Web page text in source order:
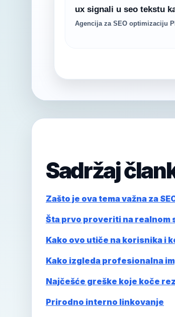
Sadržaj
Zašto je ova tema važna za
Šta prvo proveriti na realnom
Kako ovo utiče na korisnika i
Kako izgleda profesionalna
Najčešće greške koje koče
Prirodno interno linkovanje